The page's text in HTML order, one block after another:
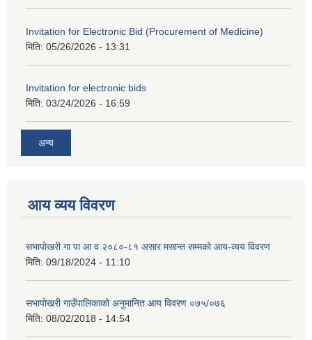
Invitation for Electronic Bid (Procurement of Medicine)
मिति: 05/26/2026 - 13:31
Invitation for electronic bids
मिति: 03/24/2026 - 16:59
अन्य
आय व्यय विवरण
सभापोखरी गा पा आ व २०८०-८१ असार मसान्त सम्मको आय-व्यय विवरण
मिति: 09/18/2024 - 11:10
सभापोखरी गाउँपालिकाको अनुमानित आय विवरण ०७५/०७६
मिति: 08/02/2018 - 14:54